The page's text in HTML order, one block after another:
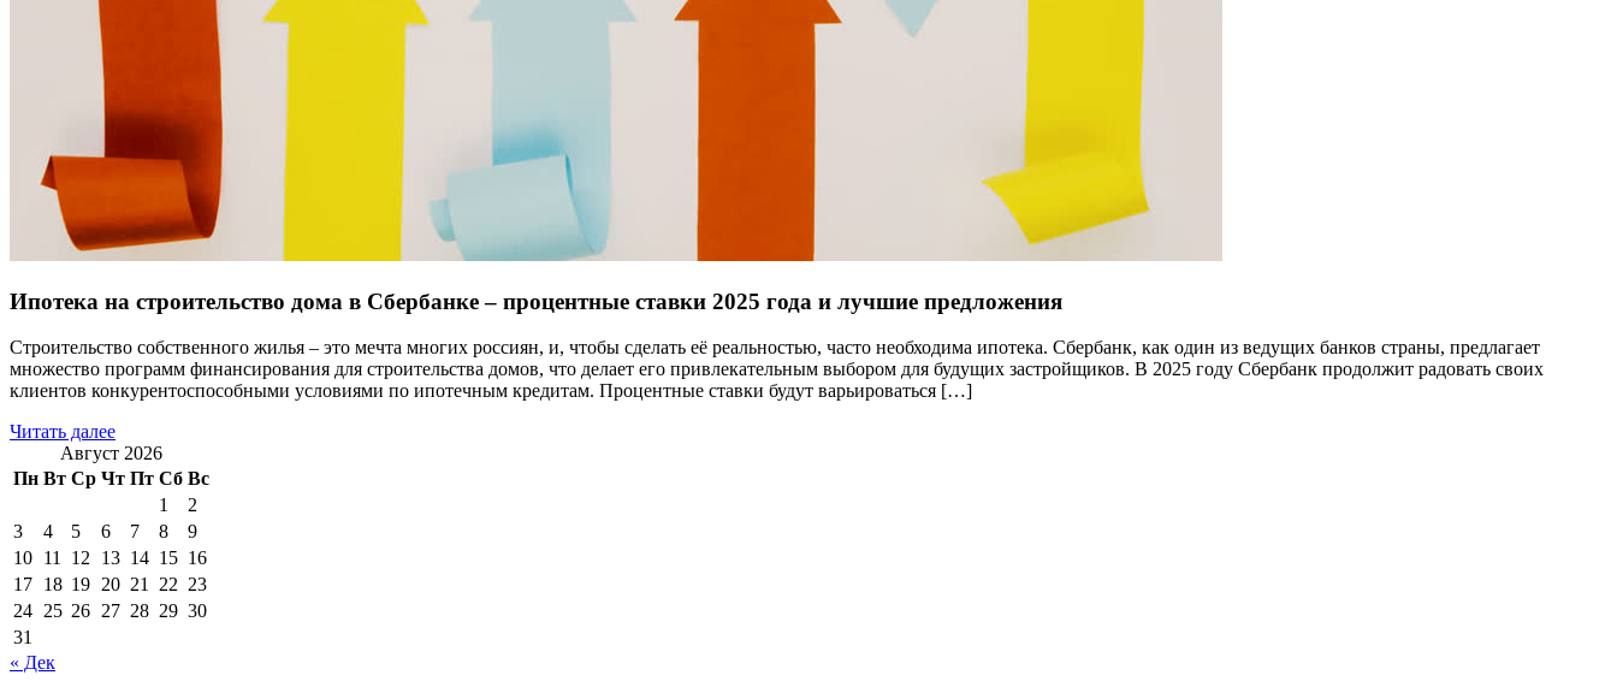
Ипотека на строительство дома в Сбербанке – процентные ставки 2025 года и лучшие предложения
Строительство собственного жилья – это мечта многих россиян, и, чтобы сделать её реальностью, часто необходима ипотека. Сбербанк, как один из ведущих банков страны, предлагает
множество программ финансирования для строительства домов, что делает его привлекательным выбором для будущих застройщиков. В 2025 году Сбербанк продолжит радовать своих
клиентов конкурентоспособными условиями по ипотечным кредитам. Процентные ставки будут варьироваться […]
Читать далее
Август 2026
Пн Вт Ср Чт Пт Сб Вс
1
2
3
4 5 6 7 8
9
10 11 12 13 14 15 16
17 18 19 20 21 22 23
24 25 26 27 28 29 30
31
« Дек